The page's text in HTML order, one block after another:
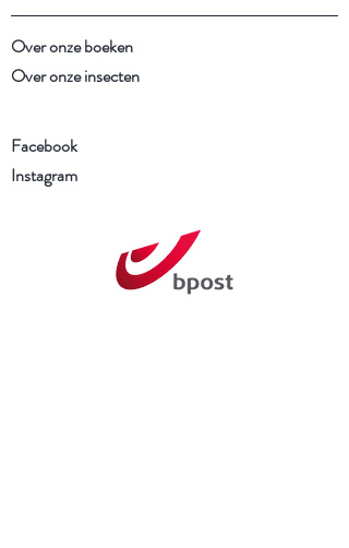
Over onze boeken
Over onze insecten
Facebook
Instagram